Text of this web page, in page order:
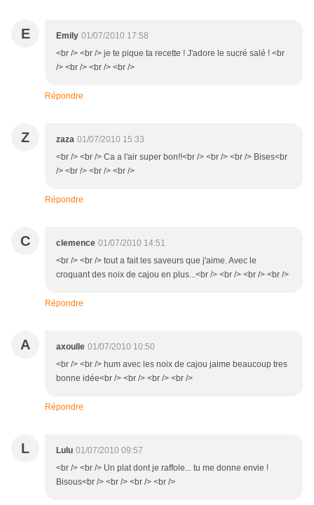
E Emily 01/07/2010 17:58
<br /> <br /> je te pique ta recette ! J'adore le sucré salé ! <br
/> <br /> <br /> <br />
Répondre
Z zaza 01/07/2010 15:33
<br /> <br /> Ca a l'air super bon!!<br /> <br /> <br /> Bises<br
/> <br /> <br /> <br />
Répondre
C clemence 01/07/2010 14:51
<br /> <br /> tout a fait les saveurs que j'aime. Avec le
croquant des noix de cajou en plus...<br /> <br /> <br /> <br />
Répondre
A axoulle 01/07/2010 10:50
<br /> <br /> hum avec les noix de cajou jaime beaucoup tres
bonne idée<br /> <br /> <br /> <br />
Répondre
L Lulu 01/07/2010 09:57
<br /> <br /> Un plat dont je raffole... tu me donne envie !
Bisous<br /> <br /> <br /> <br />